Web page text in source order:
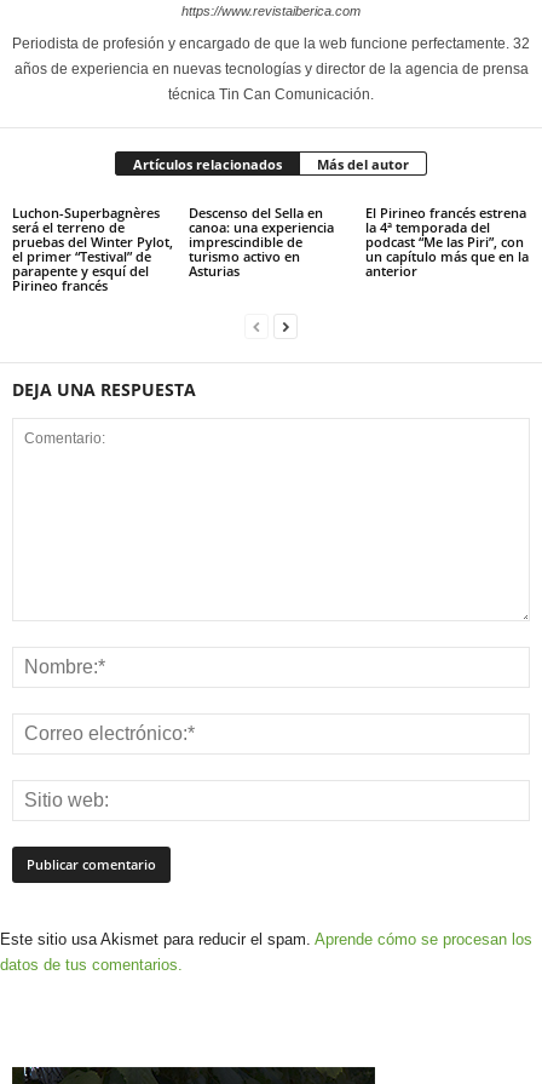
https://www.revistaiberica.com
Periodista de profesión y encargado de que la web funcione perfectamente. 32
años de experiencia en nuevas tecnologías y director de la agencia de prensa
técnica Tin Can Comunicación.
Artículos relacionados Más del autor
Luchon-Superbagnères
será el terreno de
pruebas del Winter Pylot,
el primer “Testival” de
parapente y esquí del
Pirineo francés
Descenso del Sella en
canoa: una experiencia
imprescindible de
turismo activo en
Asturias
El Pirineo francés estrena
la 4ª temporada del
podcast “Me las Piri”, con
un capítulo más que en la
anterior
DEJA UNA RESPUESTA
Este sitio usa Akismet para reducir el spam. Aprende cómo se procesan los
datos de tus comentarios.